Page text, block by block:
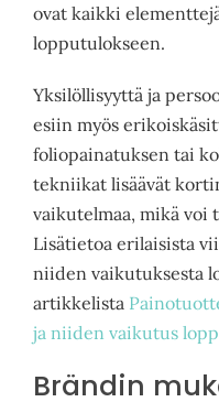
ovat kaikki
lopputulokseen.
Yksilöllisyyttä ja
esiin myös
foliopainatuksen tai
tekniikat lisäävät
vaikutelmaa, mikä voi
Lisätietoa erilaisista
niiden vaikutuksesta
artikkelista
ja niiden vaikutus
Brändin